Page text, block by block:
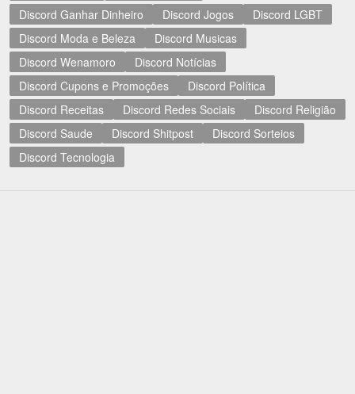
Discord Ganhar Dinheiro
Discord Jogos
Discord LGBT
Discord Moda e Beleza
Discord Musicas
Discord Wenamoro
Discord Notícias
Discord Cupons e Promoções
Discord Política
Discord Receitas
Discord Redes Sociais
Discord Religião
Discord Saude
Discord Shitpost
Discord Sorteios
Discord Tecnologia